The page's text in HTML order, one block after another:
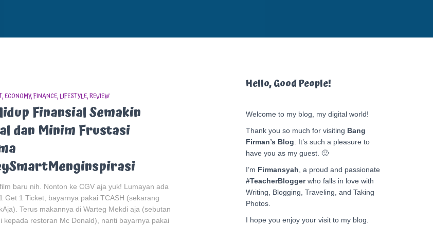
ECONOMY FINANCE LIFESTYLE REVIEW
Finansial Semakin
dan Minim Frustasi
baru nih. Nonton ke CGV aja yuk! Lumayan ada
Get 1 Ticket, bayarnya pakai TCASH (sekarang
Terus makannya di Warteg Mekdi aja (sebutan
kepada restoran Mc Donald), nanti bayarnya pakai
Hello, Good People!
Welcome to my blog, my digital world!
Thank you so much for visiting Bang
Firman’s Blog . It’s such a pleasure to
have you as my guest. 🙂
I’m Firmansyah , a proud and passionate
#TeacherBloggerwho falls in love with
Writing, Blogging, Traveling, and Taking
Photos.
I hope you enjoy your visit to my blog.